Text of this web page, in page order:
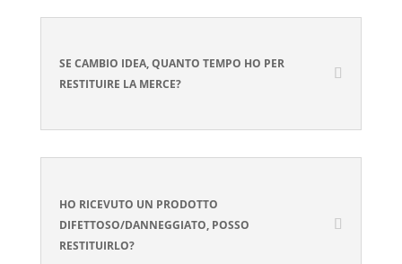
SE CAMBIO IDEA, QUANTO TEMPO HO PER
RESTITUIRE LA MERCE?
HO RICEVUTO UN PRODOTTO
DIFETTOSO/DANNEGGIATO, POSSO
RESTITUIRLO?